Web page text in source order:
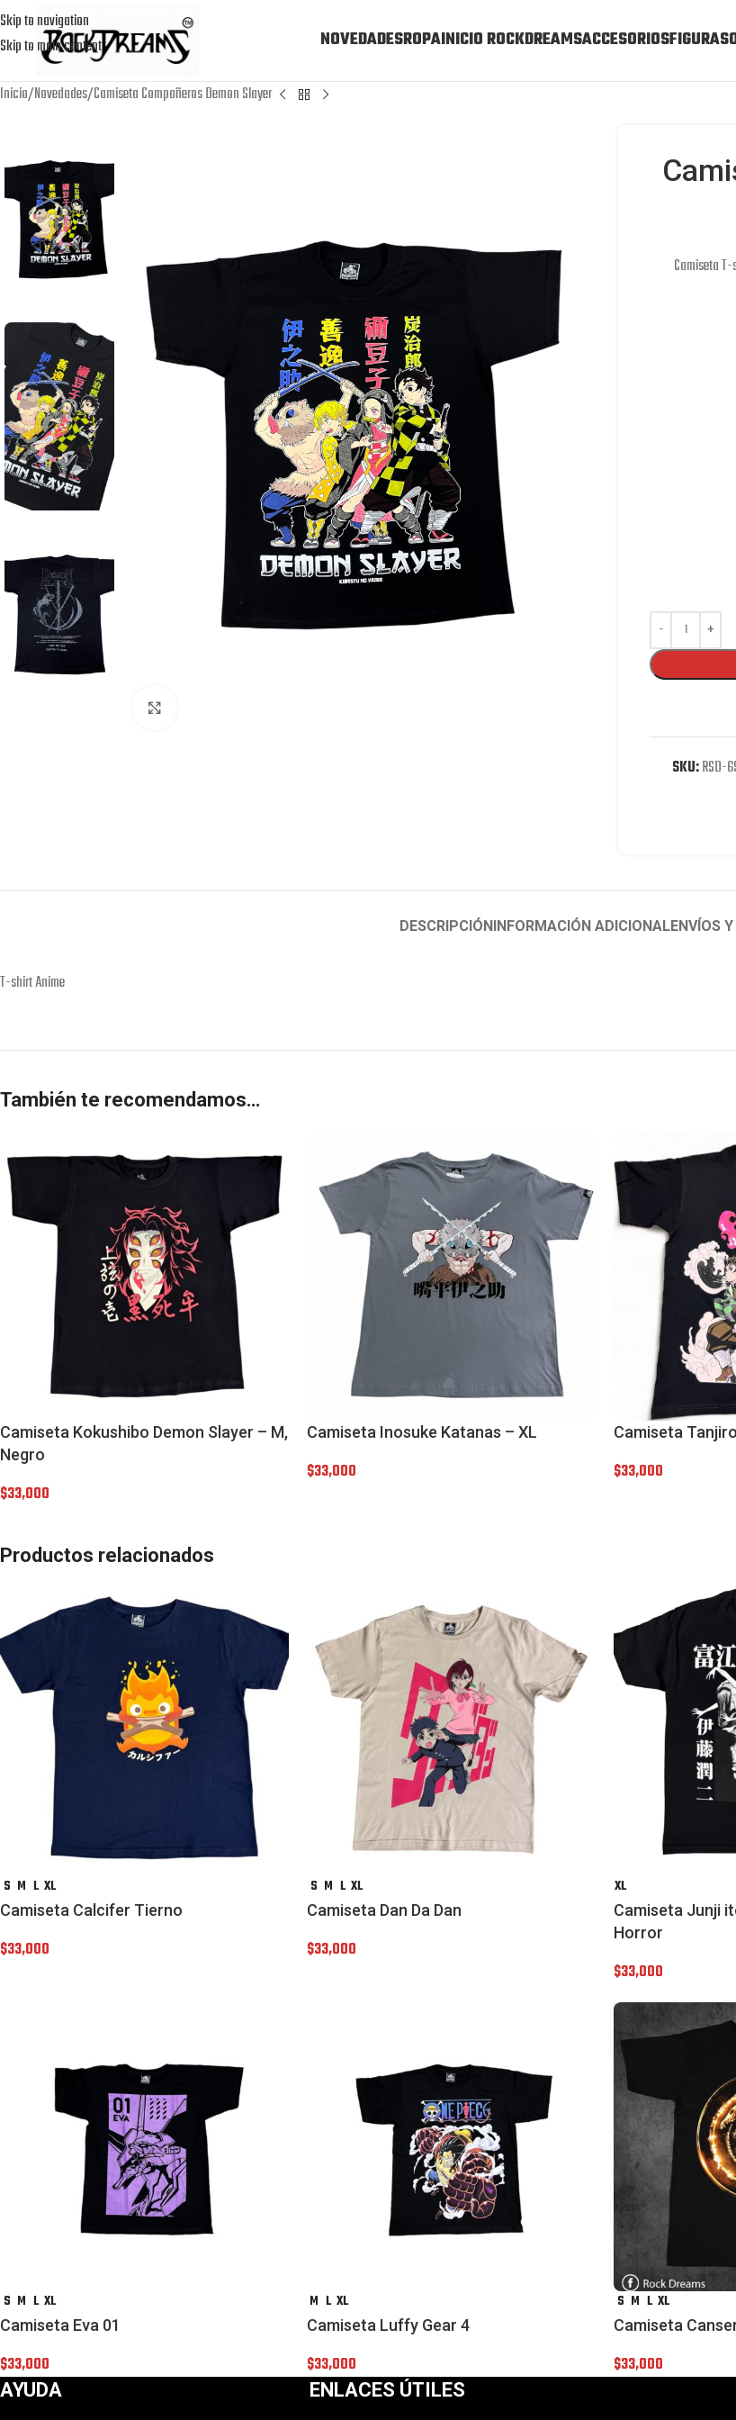
Skip to navigation
Skip to main content
NOVEDADESROPAINICIO ROCKDREAMSACCESORIOSFIGURAS
Inicio Novedades Camiseta Compañeros Demon Slayer
Camiseta
SKU:RSD-
DESCRIPCIÓNINFORMACIÓN ADICIONALENVÍOS
T-shirt Anime
También te recomendamos…
Camiseta Kokushibo Demon Slayer – M,
Negro
$33,000
Camiseta Inosuke Katanas – XL
$33,000
Camiseta
$33,000
Productos relacionados
S M L XL
Camiseta Calcifer Tierno
$33,000
S M L XL
Camiseta Dan Da Dan
$33,000
XL
Camiseta Junji
Horror
$33,000
S M L XL
Camiseta Eva 01
$33,000
M L XL
Camiseta Luffy Gear 4
$33,000
S M L XL
Camiseta
$33,000
AYUDA ENLACES ÚTILES